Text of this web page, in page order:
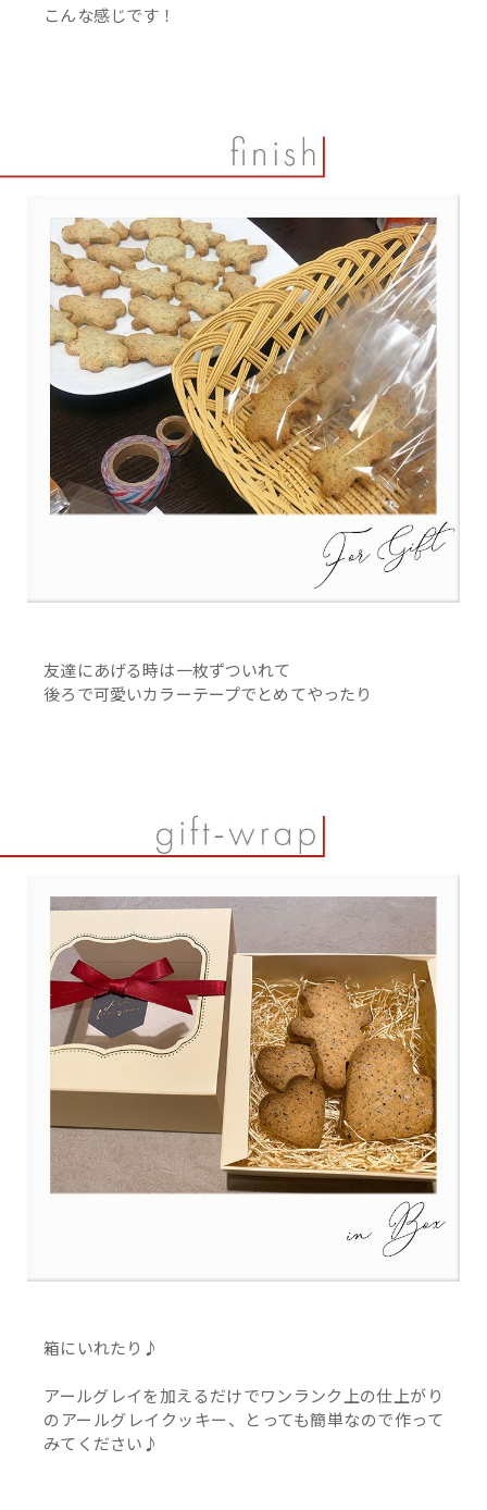
こんな感じです！
友達にあげる時は一枚ずついれて
後ろで可愛いカラーテープでとめてやったり
箱にいれたり♪
アールグレイを加えるだけでワンランク上の仕上がり
のアールグレイクッキー、とっても簡単なので作って
みてください♪